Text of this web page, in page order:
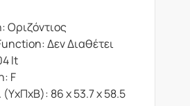
Οριζόντιος
Δεν Διαθέτει
lt
F
(ΥxΠxΒ): 86 x 53.7 x 58.5